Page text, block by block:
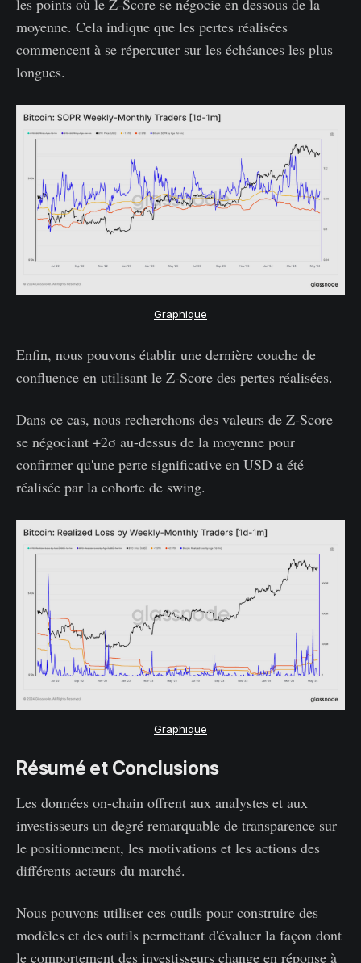
les points où le Z-Score se négocie en dessous de la
moyenne. Cela indique que les pertes réalisées
commencent à se répercuter sur les échéances les plus
longues.
Graphique
Enfin, nous pouvons établir une dernière couche de
confluence en utilisant le Z-Score des pertes réalisées.
Dans ce cas, nous recherchons des valeurs de Z-Score
se négociant +2σ au-dessus de la moyenne pour
confirmer qu'une perte significative en USD a été
réalisée par la cohorte de swing.
Graphique
Résumé et Conclusions
Les données on-chain offrent aux analystes et aux
investisseurs un degré remarquable de transparence sur
le positionnement, les motivations et les actions des
différents acteurs du marché.
Nous pouvons utiliser ces outils pour construire des
modèles et des outils permettant d'évaluer la façon dont
le comportement des investisseurs change en réponse à